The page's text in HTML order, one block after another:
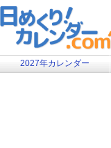
2027年カレンダー